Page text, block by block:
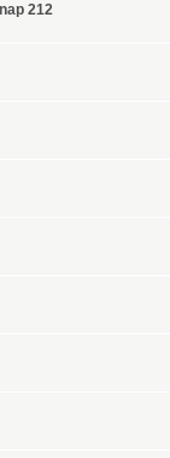
212